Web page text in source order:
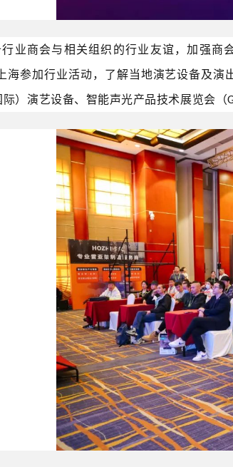
业商会与相关组织的行业友谊，加强商
海参加行业活动，了解当地演艺设备及演
际）演艺设备、智能声光产品技术展览会（